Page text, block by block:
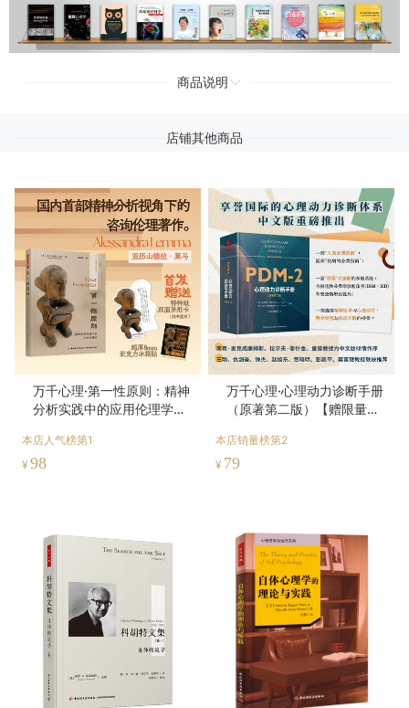
商品说明
店铺其他商品
万千心理·第一性原则：精神
分析实践中的应用伦理学
所”主题亚克力冰箱贴+特种
纸异形卡】
本店人气榜第1
¥ 98
万千心理·心理动力诊断手册
（原著第二版）【赠限量纪
本店销量榜第2
¥ 79